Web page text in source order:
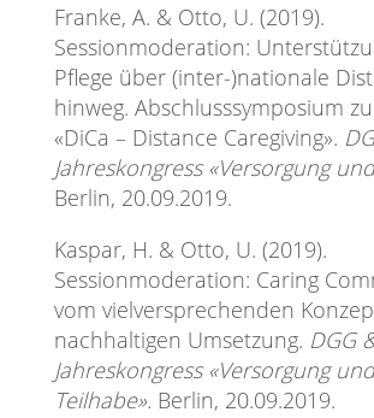
Franke, A. & Otto, U. (2019).
Sessionmoderation:
Pflege über (inter-)nationale
hinweg. Abschlusssymposium
«DiCa – Distance Caregiving».
Jahreskongress «Versorgung
Berlin, 20.09.2019.
Kaspar, H. & Otto, U. (2019).
Sessionmoderation: Caring
vom vielversprechenden
nachhaltigen Umsetzung. DGG
Jahreskongress «Versorgung und
Teilhabe». Berlin, 20.09.2019.